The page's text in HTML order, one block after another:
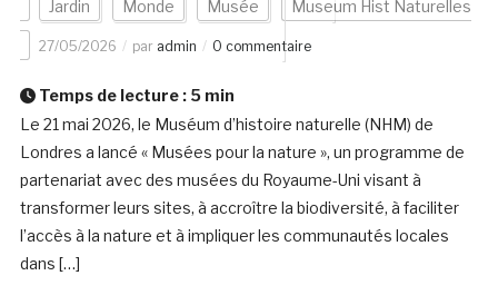
Jardin Monde Musée Museum Hist Naturelles
27/05/2026 par admin 0 commentaire
Temps de lecture : 5 min
Le 21 mai 2026, le Muséum d’histoire naturelle (NHM) de
Londres a lancé « Musées pour la nature », un programme de
partenariat avec des musées du Royaume-Uni visant à
transformer leurs sites, à accroître la biodiversité, à faciliter
l’accès à la nature et à impliquer les communautés locales
dans […]